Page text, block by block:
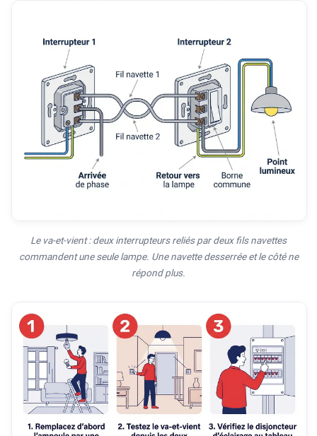
Le va-et-vient : deux interrupteurs reliés par deux fils navettes
commandent une seule lampe. Une navette desserrée et le côté ne
répond plus.